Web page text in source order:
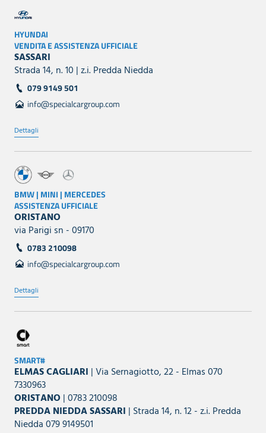
HYUNDAI
VENDITA E ASSISTENZA UFFICIALE
SASSARI
Strada 14, n. 10 | z.i. Predda Niedda
079 9149 501
info@specialcargroup.com
Dettagli
BMW | MINI | MERCEDES
ASSISTENZA UFFICIALE
ORISTANO
via Parigi sn - 09170
0783 210098
info@specialcargroup.com
Dettagli
SMART#
ELMAS CAGLIARI | Via Sernagiotto, 22 - Elmas 070
7330963
ORISTANO| 0783 210098
PREDDA NIEDDA SASSARI | Strada 14, n. 12 - z.i. Predda
Niedda 079 9149501